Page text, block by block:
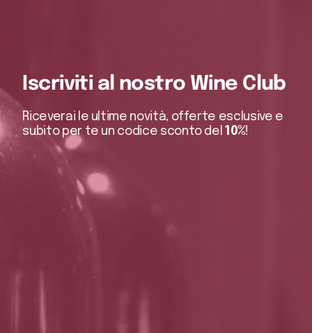
Iscriviti al nostro Wine Club
Riceverai le ultime novità, offerte esclusive e
subito per te un codice sconto del10%!